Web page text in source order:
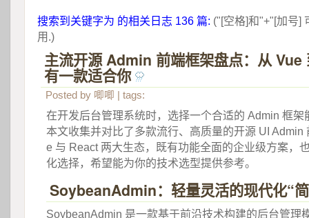
搜索到关键字为 的相关日志 136 篇: ("[空格]和"+"[加号]
用.)
主流开源 Admin 前端框架盘点：从 Vue
有一款适合你
Posted by 唧唧 | tags:
在开发后台管理系统时，选择一个合适的 Admin 框架
本文收集并对比了多款流行、高质量的开源 UI Admin
e 与 React 两大生态，既有功能全面的企业级方案，
化选择，希望能为你的技术选型提供参考。
SoybeanAdmin：轻量灵活的现代化“
SoybeanAdmin 是一款基于前沿技术构建的后台管理